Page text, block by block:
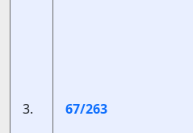
3. 67/263